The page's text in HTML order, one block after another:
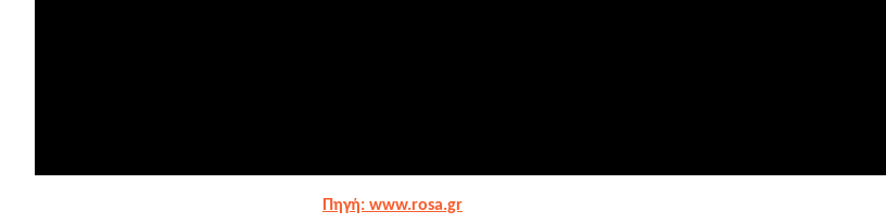
Πηγή: www.rosa.gr